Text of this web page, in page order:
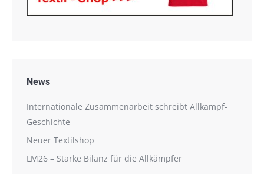
News
Internationale Zusammenarbeit schreibt Allkampf-
Geschichte
Neuer Textilshop
LM26 – Starke Bilanz für die Allkämpfer